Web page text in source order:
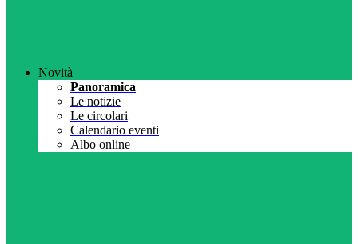
Novità
Panoramica
Le notizie
Le circolari
Calendario eventi
Albo online